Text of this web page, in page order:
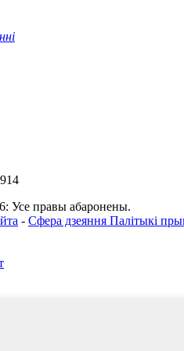
Усе правы абаронены.
- Сфера дзеяння Палітыкі